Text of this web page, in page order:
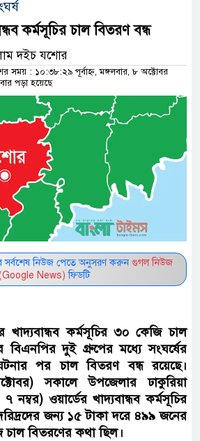
কর্মসূচির চাল বিতরণ বন্ধ
দইচ যশোর
সময় : ১০:৩৮:২৯ পূর্বাহ্ন, মঙ্গলবার, ৮ অক্টোবর
পড়া হয়েছে
সর্বশেষ নিউজ পেতে অনুসরণ করুন গুগল নিউজ
News) ফিডটি
খাদ্যবান্ধব কর্মসূচির ৩০ কেজি চাল
বিএনপির দুই গ্রুপের মধ্যে সংঘর্ষের
পর চাল বিতরণ বন্ধ রয়েছে।
সকালে উপজেলার ঢাকুরিয়া
ওয়ার্ডের খাদ্যবান্ধব কর্মসূচির
জন্য ১৫ টাকা দরে ৪৯৯ জনের
বিতরণের কথা ছিল।